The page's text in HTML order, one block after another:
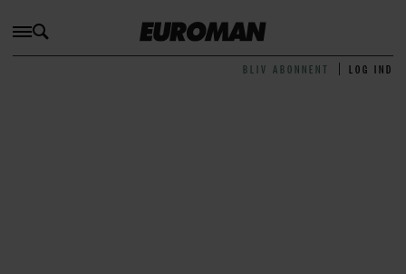
BLIV ABONNENT LOG IND